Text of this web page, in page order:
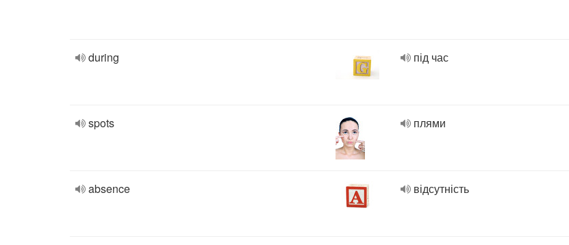
during під час
spots плями
absence відсутність